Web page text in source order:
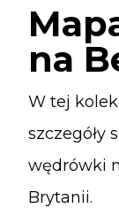
na
W tej
szczegóły
wędrówki
Brytanii.